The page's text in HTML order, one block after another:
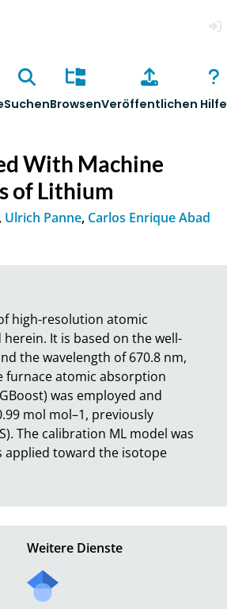
SuchenBrowsenVeröffentlichen Hilfe
With Machine
of Lithium
Ulrich Panne, Carlos Enrique Abad
high-resolution atomic
It is based on the well-
the wavelength of 670.8 nm,
furnace atomic absorption
was employed and
mol mol–1, previously
The calibration ML model was
applied toward the isotope
Weitere Dienste